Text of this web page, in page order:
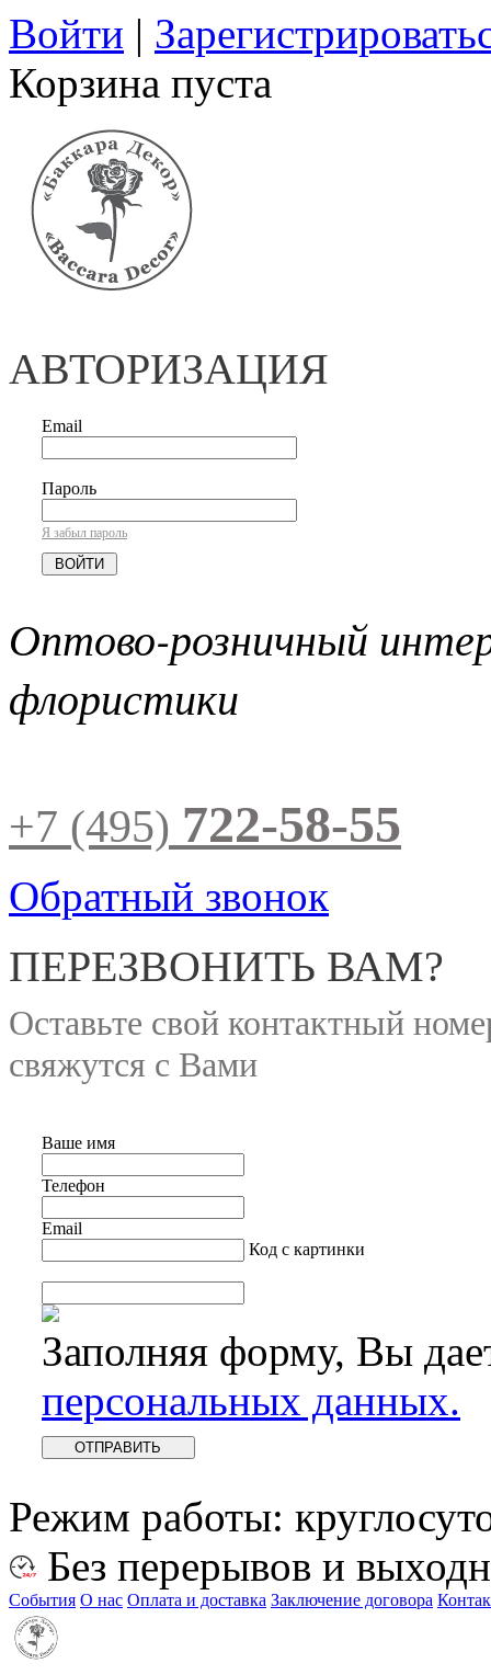
Войти |
Корзина пуста
АВТОРИЗАЦИЯ
Email
Пароль
Я забыл пароль
Оптово-розничный
флористики
+7 (495) 722-58-55
Обратный звонок
ПЕРЕЗВОНИТЬ ВАМ?
Оставьте свой контактный
свяжутся с Вами
Ваше имя
Телефон
Email
Код с картинки
Заполняя форму, Вы
персональных данных.
Режим работы:
Без перерывов и
События О нас Оплата и доставка Заключение договора